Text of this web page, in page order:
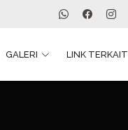
GALERI LINK TERKAIT